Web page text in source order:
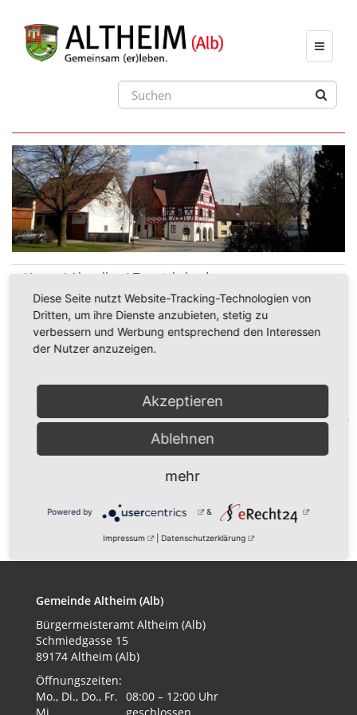
Toggle
Home Aktuelles Terminkalender
29.05.2026
Veranstalter:
Gemeinde Altheim (Alb)
Bürgermeisteramt Altheim (Alb)
Schmiedgasse 15
89174 Altheim (Alb)
Öffnungszeiten:
Mo., Di., Do., Fr. 08:00 – 12:00 Uhr
Diese Seite nutzt Website-Tracking-Technologien von
Dritten, um ihre Dienste anzubieten, stetig zu
verbessern und Werbung entsprechend den Interessen
der Nutzer anzuzeigen.
Akzeptieren
Ablehnen
mehr
Powered by &
Impressum Datenschutzerklärung